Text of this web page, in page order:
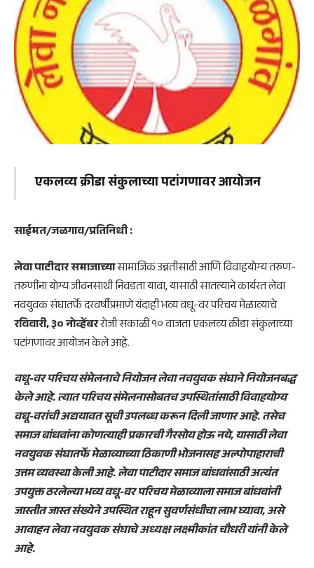
एकलव्य क्रीडा संकुलाच्या पटांगणावर आयोजन
साईमत/जळगाव/प्रतिनिधी :
लेवा पाटीदार समाजाच्यासामाजिक उन्नतीसाठी आणि विवाहयोग्य तरुण-
तरुणींना योग्य जीवनसाथी निवडता यावा, यासाठी सातत्याने कार्यरत लेवा
नवयुवक संघातर्फे दरवर्षीप्रमाणे यंदाही भव्य वधू-वर परिचय मेळाव्याचे
रविवारी, ३० नोव्हेंबररोजी सकाळी १० वाजता एकलव्य क्रीडा संकुलाच्या
पटांगणावर आयोजन केले आहे.
वधू-वर परिचय संमेलनाचे नियोजन लेवा नवयुवक संघाने नियोजनबद्ध
केले आहे. त्यात परिचय संमेलनासोबतच उपस्थितांसाठी विवाहयोग्य
वधू-वरांची अद्ययावत सूची उपलब्ध करून दिली जाणार आहे. तसेच
समाज बांधवांना कोणत्याही प्रकारची गैरसोय होऊ नये, यासाठी लेवा
नवयुवक संघातर्फे मेळाव्याच्या ठिकाणी भोजनासह अल्पोपाहाराची
उत्तम व्यवस्था केली आहे. लेवा पाटीदार समाज बांधवांसाठी अत्यंत
उपयुक्त ठरलेल्या भव्य वधू-वर परिचय मेळाव्याला समाज बांधवांनी
जास्तीत जास्त संख्येने उपस्थित राहून सुवर्णसंधीचा लाभ घ्यावा, असे
आवाहन लेवा नवयुवक संघाचे अध्यक्ष लक्ष्मीकांत चौधरी यांनी केले
आहे.